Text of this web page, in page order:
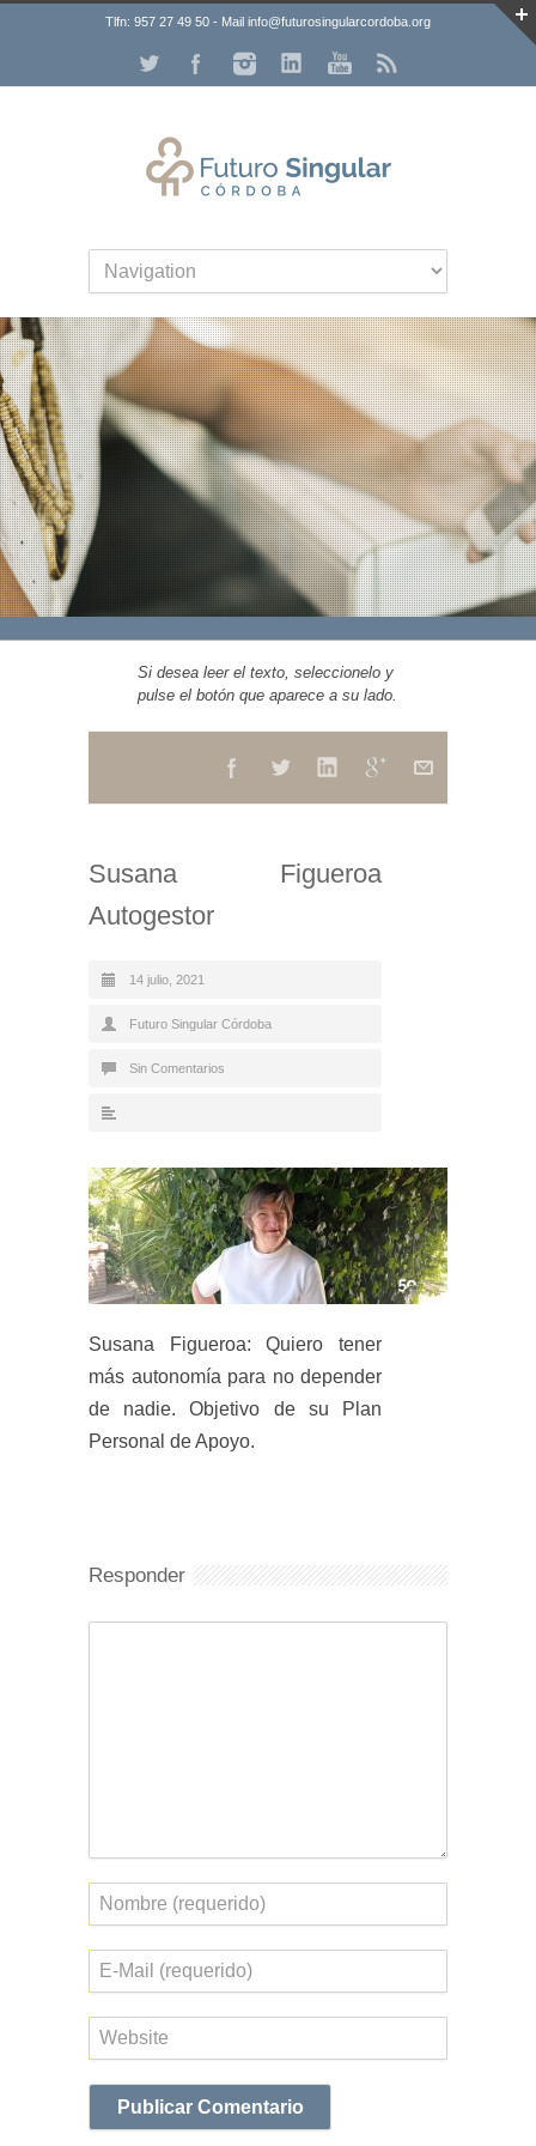
Tlfn: 957 27 49 50 - Mail info@futurosingularcordoba.org
Si desea leer el texto, seleccionelo y
pulse el botón que aparece a su lado.
Susana Figueroa
Autogestor
14 julio, 2021
Futuro Singular Córdoba
Sin Comentarios
Susana Figueroa: Quiero tener
más autonomía para no depender
de nadie. Objetivo de su Plan
Personal de Apoyo.
Responder
Nombre
Correo
electrónico
Web